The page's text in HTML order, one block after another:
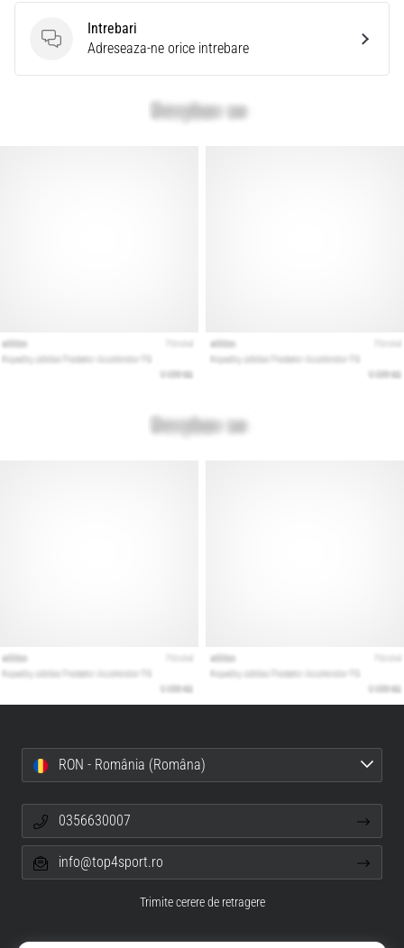
Intrebari
Intrebari
Adreseaza-ne orice intrebare
RON - România (Româna)
0356630007
info@top4sport.ro
Trimite cerere de retragere